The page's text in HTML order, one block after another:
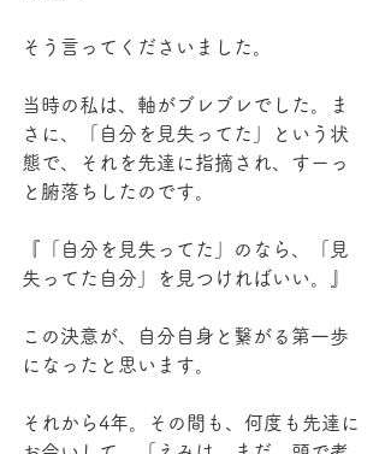
そう言ってくださいました。
当時の私は、軸がブレブレでした。ま
さに、「自分を見失ってた」という状
態で、それを先達に指摘され、すーっ
と腑落ちしたのです。
『「自分を見失ってた」のなら、「見
失ってた自分」を見つければいい。』
この決意が、自分自身と繋がる第一歩
になったと思います。
それから4年。その間も、何度も先達に